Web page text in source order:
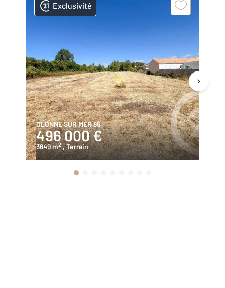
Exclusivité
OLONNE SUR MER 85
496 000 €
3649 m2 , Terrain